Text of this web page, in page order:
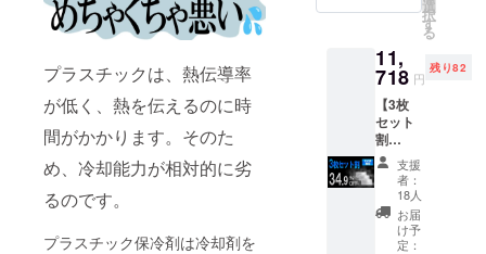
プラスチックは、熱伝導率
が低く、熱を伝えるのに時
間がかかります。そのた
め、冷却能力が相対的に劣
るのです。
プラスチック保冷剤は冷却剤を
について
後のキャン
セルは原則
としてお受
けしており
ません。あ
らかじめご
了承のう
え、ご支援
いただきま
スや発
泡スチ
ロール
の箱に
入れて
お使い
くださ
い。
【配送
時期】
CAMPF
IREの仕
（税・
込）
■KINKI
N-
PLATE
（定価
6,000
円）× 2
BBQ（
バーベ
キュー
）、ピ
選
択
す
る
11,
718 円
残り82
【3枚
セット
割
34.9％O
FF】
100名限
定
KINKIN
PLATE3
支援
者：
18人
お届
け予
定：